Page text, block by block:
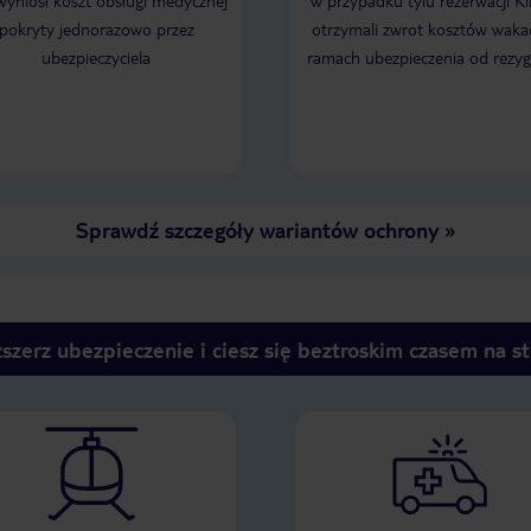
pokryty jednorazowo przez
ubezpieczyciela
otrzymali zwrot kosztów
ramach ubezpieczenia od
Sprawdź szczegóły wariantów ochrony»
ubezpieczenie i ciesz się beztroskim czasem na